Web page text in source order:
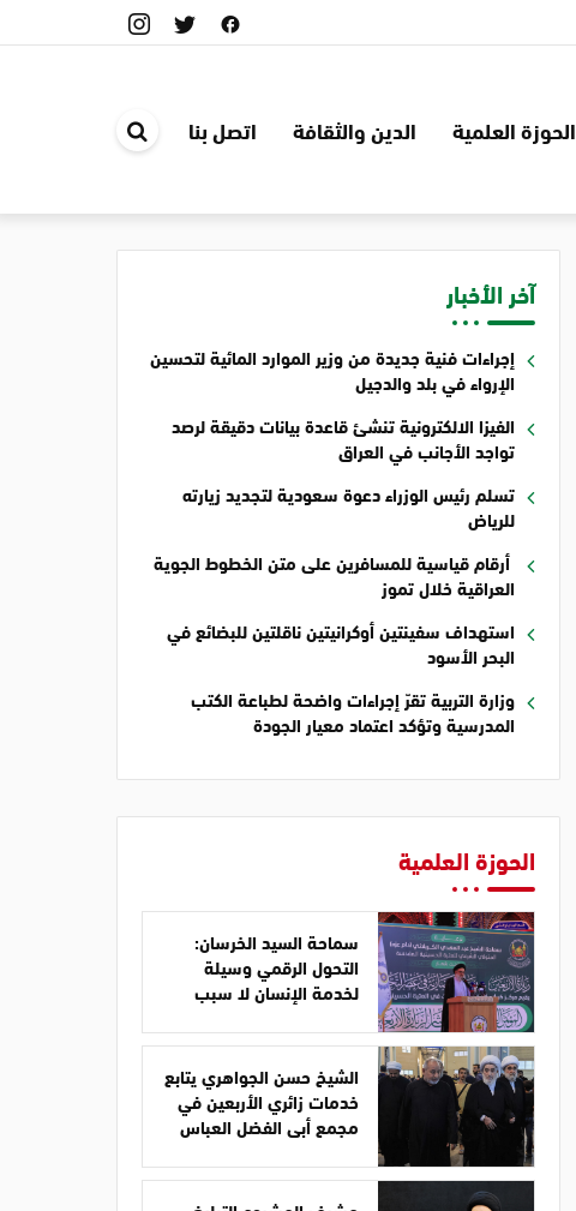
الحوزة العلمية الدين والثقافة اتصل بنا
الموقع
آخر الأخبار
إجراءات فنية جديدة من وزير الموارد المائية لتحسين
الإرواء في بلد والدجيل
الفيزا الالكترونية تنشئ قاعدة بيانات دقيقة لرصد
تواجد الأجانب في العراق
تسلم رئيس الوزراء دعوة سعودية لتجديد زيارته
للرياض
أرقام قياسية للمسافرين على متن الخطوط الجوية
العراقية خلال تموز
استهداف سفينتين أوكرانيتين ناقلتين للبضائع في
البحر الأسود
وزارة التربية تقرّ إجراءات واضحة لطباعة الكتب
المدرسية وتؤكد اعتماد معيار الجودة
الحوزة العلمية
سماحة السيد الخرسان:
التحول الرقمي وسيلة
لخدمة الإنسان لا سبب
الشيخ حسن الجواهري يتابع
خدمات زائري الأربعين في
مجمع أبي الفضل العباس